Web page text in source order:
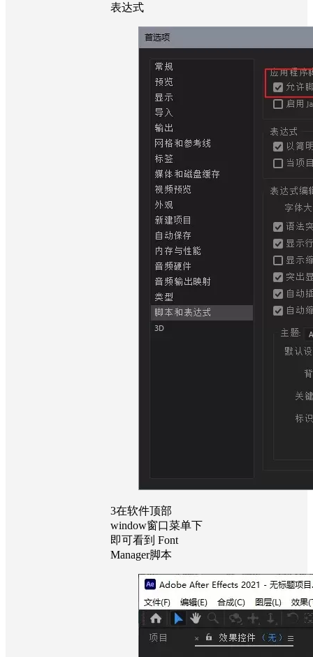
表达式
3在软件顶部
window窗口菜单下
即可看到 Font
Manager脚本